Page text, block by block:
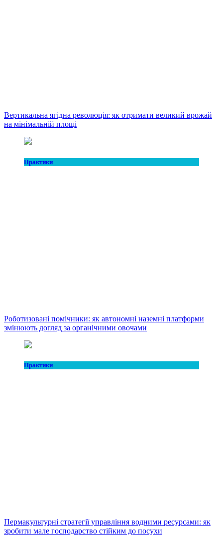
Вертикальна ягідна революція: як отримати великий врожай
на мінімальній площі
Практики
Роботизовані помічники: як автономні наземні платформи
змінюють догляд за органічними овочами
Практики
Пермакультурні стратегії управління водними ресурсами: як
зробити мале господарство стійким до посухи